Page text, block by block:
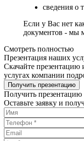
сведения о
Если у Вас нет
документов - мы
Смотреть полностью
Презентация наших
Скачайте презентацию
услугах компании
Получить презентацию
Получить презентацию
Оставьте заявку и